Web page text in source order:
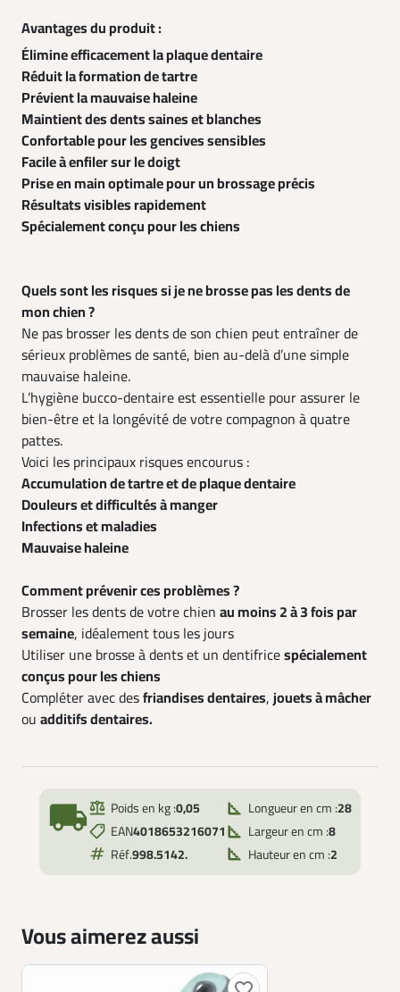
Avantages du produit :
Élimine efficacement la plaque dentaire
Réduit la formation de tartre
Prévient la mauvaise haleine
Maintient des dents saines et blanches
Confortable pour les gencives sensibles
Facile à enfiler sur le doigt
Prise en main optimale pour un brossage précis
Résultats visibles rapidement
Spécialement conçu pour les chiens
Quels sont les risques si je ne brosse pas les dents de
mon chien ?
Ne pas brosser les dents de son chien peut entraîner de
sérieux problèmes de santé, bien au-delà d’une simple
mauvaise haleine.
L’hygiène bucco-dentaire est essentielle pour assurer le
bien-être et la longévité de votre compagnon à quatre
pattes.
Voici les principaux risques encourus :
Accumulation de tartre et de plaque dentaire
Douleurs et difficultés à manger
Infections et maladies
Mauvaise haleine
Comment prévenir ces problèmes ?
Brosser les dents de votre chien au moins 2 à 3 fois par
semaine, idéalement tous les jours
Utiliser une brosse à dents et un dentifricespécialement
conçus pour les chiens
Compléter avec desfriandises dentaires,jouets à mâcher
ou additifs dentaires.
local_shipping Poids en kg :0,05
EAN4018653216071
Réf.998.5142.
Longueur en cm :28
Largeur en cm :8
Hauteur en cm :2
Vous aimerez aussi